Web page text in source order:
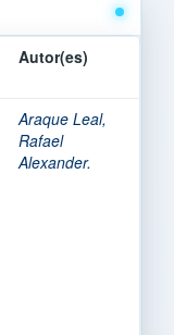
Autor(es)
Araque Leal,
Rafael
Alexander.